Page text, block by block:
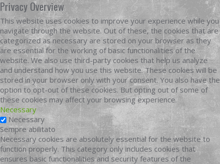
Privacy Overview
This website uses cookies to improve your experience while you
navigate through the website. Out of these, the cookies that are
categorized as necessary are stored on your browser as they
are essential for the working of basic functionalities of the
website. We also use third-party cookies that help us analyze
and understand how you use this website. These cookies will be
stored in your browser only with your consent. You also have the
option to opt-out of these cookies. But opting out of some of
these cookies may affect your browsing experience.
Necessary
Necessary
Sempre abilitato
Necessary cookies are absolutely essential for the website to
function properly. This category only includes cookies that
ensures basic functionalities and security features of the